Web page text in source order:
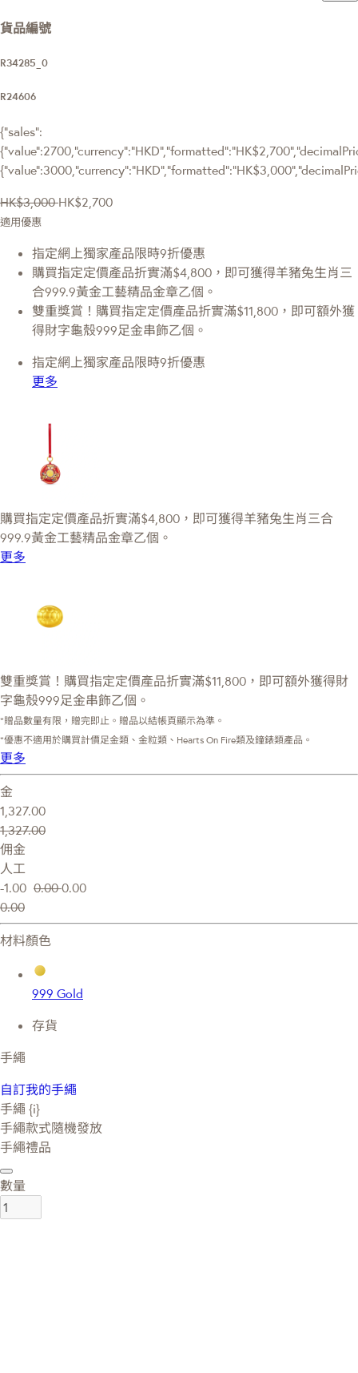
貨品編號
R34285_0
R24606
{"sales":
HK$3,000 HK$2,700
適用優惠
指定網上獨家產品限時9折優惠
購買指定定價產品折實滿$4,800，即可獲得羊豬兔生肖三
合999.9黃金工藝精品金章乙個。
雙重獎賞！購買指定定價產品折實滿$11,800，即可額外獲
得財字龜殼999足金串飾乙個。
指定網上獨家產品限時9折優惠
更多
購買指定定價產品折實滿$4,800，即可獲得羊豬兔生肖三合
999.9黃金工藝精品金章乙個。
更多
雙重獎賞！購買指定定價產品折實滿$11,800，即可額外獲得財
字龜殼999足金串飾乙個。
*贈品數量有限，贈完即止。贈品以結帳頁顯示為準。
*優惠不適用於購買計價足金類、金粒類、Hearts On Fire類及鐘錶類產品。
更多
金
1,327.00
1,327.00
佣金
人工
-1.00 0.000.00
0.00
材料顏色
999 Gold
存貨
手繩
自訂我的手繩
手繩 {i}
手繩款式隨機發放
手繩禮品
數量